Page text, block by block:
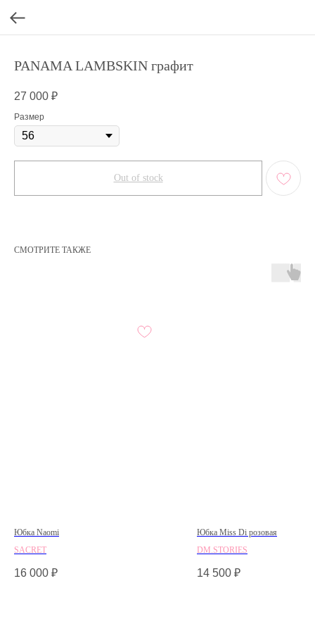
PANAMA LAMBSKIN графит
27 000 ₽
Размер
Out of stock
СМОТРИТЕ ТАКЖЕ
Юбка Naomi
SACRET
16 000 ₽
Юбка Miss Di розовая
DM.STORIES
14 500 ₽